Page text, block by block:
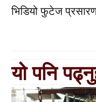
भिडियो फुटेज
यो पनि